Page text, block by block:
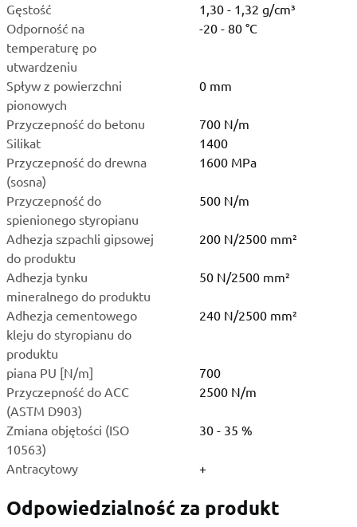
Gęstość
1,30 - 1,32 g/cm³
Odporność na
temperaturę po
utwardzeniu
-20 - 80 °C
Spływ z powierzchni
pionowych
0 mm
Przyczepność do betonu
700 N/m
Silikat
1400
Przyczepność do drewna
(sosna)
1600 MPa
Przyczepność do
spienionego styropianu
500 N/m
Adhezja szpachli gipsowej
do produktu
200 N/2500 mm²
Adhezja tynku
mineralnego do produktu
50 N/2500 mm²
Adhezja cementowego
kleju do styropianu do
produktu
240 N/2500 mm²
piana PU [N/m]
700
Przyczepność do ACC
(ASTM D903)
2500 N/m
Zmiana objętości (ISO
10563)
30 - 35 %
Antracytowy +
Odpowiedzialność za produkt